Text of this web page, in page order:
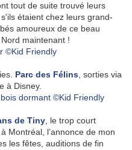
tout de suite trouvé leurs
étaient chez leurs grand-
amoureux de ce beau
maintenant !
Parc des Félins , sorties via
à Disney.
de Tiny , le trop court
Montréal, l’annonce de mon
les fêtes, auditions de fin